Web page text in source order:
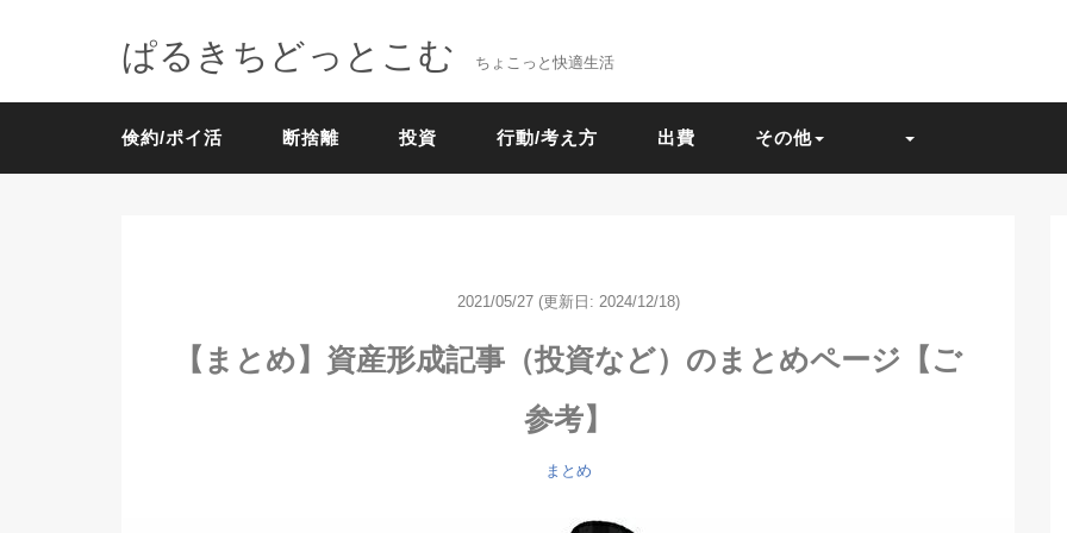
ぱるきちどっとこむ ちょこっと快適生活
倹約/ポイ活 断捨離 投資 行動/考え方 出費 その他
2021/05/27 (更新日: 2024/12/18)
【まとめ】資産形成記事（投資など）のまとめページ【ご
参考】
まとめ